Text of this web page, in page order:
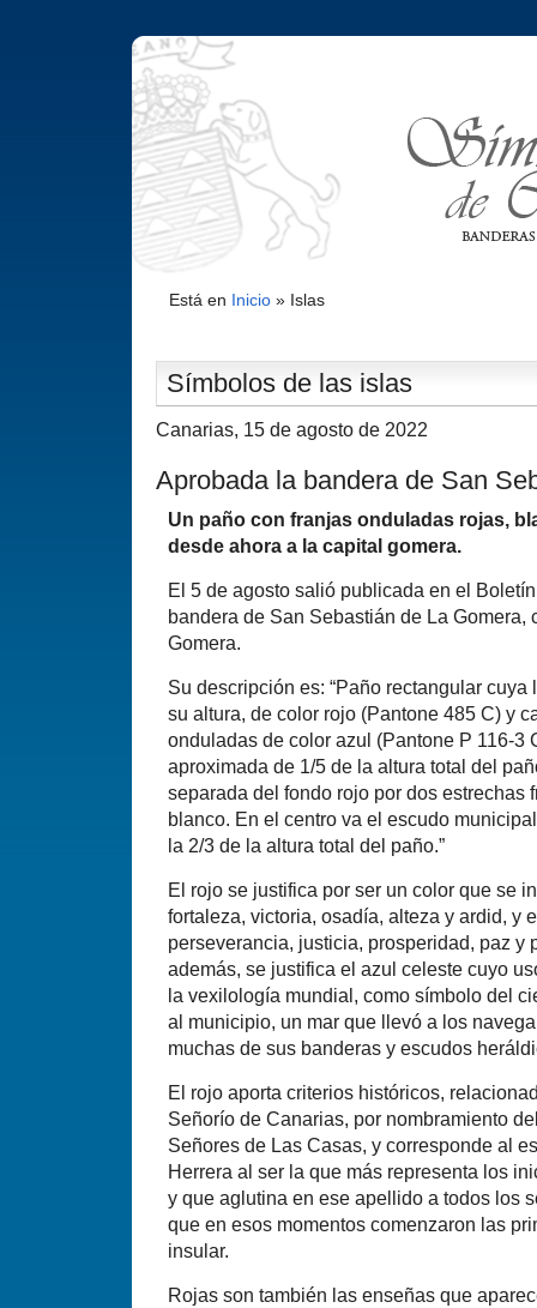
Está en Inicio» Islas
Sí­mbolos de las islas
Canarias, 15 de agosto de 2022
Aprobada la bandera de San
Un paño con franjas onduladas rojas,
desde ahora a la capital gomera.
El 5 de agosto salió publicada en el
bandera de San Sebastián de La Gomera,
Gomera.
Su descripción es: “Paño rectangular
su altura, de color rojo (Pantone 485 C) y
onduladas de color azul (Pantone P 116-3
aproximada de 1/5 de la altura total del
separada del fondo rojo por dos estrechas
blanco. En el centro va el escudo
la 2/3 de la altura total del paño.”
El rojo se justifica por ser un color que se
fortaleza, victoria, osadía, alteza y ardid, y
perseverancia, justicia, prosperidad, paz y
además, se justifica el azul celeste cuyo
la vexilología mundial, como símbolo del
al municipio, un mar que llevó a los
muchas de sus banderas y escudos
El rojo aporta criterios históricos,
Señorío de Canarias, por nombramiento
Señores de Las Casas, y corresponde al
Herrera al ser la que más representa los
y que aglutina en ese apellido a todos los
que en esos momentos comenzaron las
insular.
Rojas son también las enseñas que